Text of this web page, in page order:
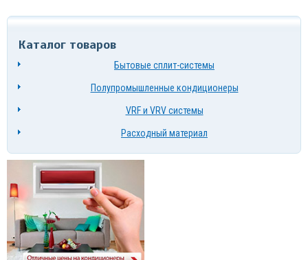
Каталог товаров
Бытовые сплит-системы
Полупромышленные кондиционеры
VRF и VRV системы
Расходный материал